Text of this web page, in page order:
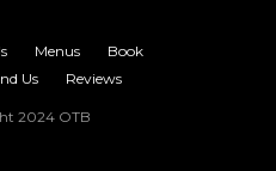
Menus
Book
Us
Reviews
2024 OTB